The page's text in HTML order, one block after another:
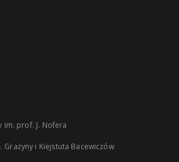
im. prof. J. Nofera
Grażyny i Kiejstuta Bacewiczów